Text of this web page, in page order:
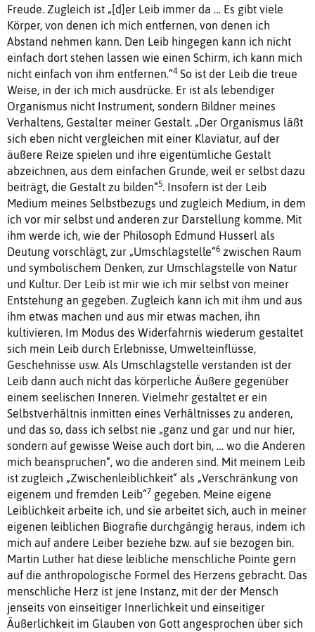
Freude. Zugleich ist „[d]er Leib immer da … Es gibt viele
Körper, von denen ich mich entfernen, von denen ich
Abstand nehmen kann. Den Leib hingegen kann ich nicht
einfach dort stehen lassen wie einen Schirm, ich kann mich
nicht einfach von ihm entfernen.“4So ist der Leib die treue
Weise, in der ich mich ausdrücke. Er ist als lebendiger
Organismus nicht Instrument, sondern Bildner meines
Verhaltens, Gestalter meiner Gestalt. „Der Organismus läßt
sich eben nicht vergleichen mit einer Klaviatur, auf der
äußere Reize spielen und ihre eigentümliche Gestalt
abzeichnen, aus dem einfachen Grunde, weil er selbst dazu
beiträgt, die Gestalt zu bilden“5. Insofern ist der Leib
Medium meines Selbstbezugs und zugleich Medium, in dem
ich vor mir selbst und anderen zur Darstellung komme. Mit
ihm werde ich, wie der Philosoph Edmund Husserl als
Deutung vorschlägt, zur „Umschlagstelle“6 zwischen Raum
und symbolischem Denken, zur Umschlagstelle von Natur
und Kultur. Der Leib ist mir wie ich mir selbst von meiner
Entstehung an gegeben. Zugleich kann ich mit ihm und aus
ihm etwas machen und aus mir etwas machen, ihn
kultivieren. Im Modus des Widerfahrnis wiederum gestaltet
sich mein Leib durch Erlebnisse, Umwelteinflüsse,
Geschehnisse usw. Als Umschlagstelle verstanden ist der
Leib dann auch nicht das körperliche Äußere gegenüber
einem seelischen Inneren. Vielmehr gestaltet er ein
Selbstverhältnis inmitten eines Verhältnisses zu anderen,
und das so, dass ich selbst nie „ganz und gar und nur hier,
sondern auf gewisse Weise auch dort bin, … wo die Anderen
mich beanspruchen“, wo die anderen sind. Mit meinem Leib
ist zugleich „Zwischenleiblichkeit“ als „Verschränkung von
eigenem und fremden Leib“7 gegeben. Meine eigene
Leiblichkeit arbeite ich, und sie arbeitet sich, auch in meiner
eigenen leiblichen Biografie durchgängig heraus, indem ich
mich auf andere Leiber beziehe bzw. auf sie bezogen bin.
Martin Luther hat diese leibliche menschliche Pointe gern
auf die anthropologische Formel des Herzens gebracht. Das
menschliche Herz ist jene Instanz, mit der der Mensch
jenseits von einseitiger Innerlichkeit und einseitiger
Äußerlichkeit im Glauben von Gott angesprochen über sich